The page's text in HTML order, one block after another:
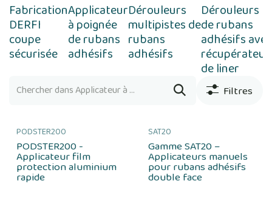
Fabrication
DERFI
coupe
sécurisée
Applicateur
à poignée
de rubans
adhésifs
Dérouleurs
multipistes de
rubans
adhésifs
Dérouleurs
de rubans
adhésifs avec
récupérateur
de liner
Filtres
PODSTER200
PODSTER200 -
Applicateur film
protection aluminium
rapide
SAT20
Gamme SAT20 –
Applicateurs manuels
pour rubans adhésifs
double face